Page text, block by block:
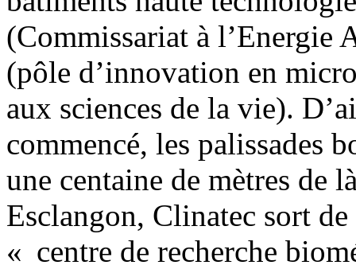
(Commissariat à l’Energie
(pôle d’innovation en
aux sciences de la vie).
commencé, les palissades
une centaine de mètres de
Esclangon, Clinatec sort
« centre de recherche